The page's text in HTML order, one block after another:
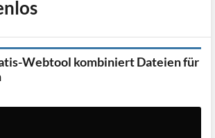
Webtool kombiniert Dateien für